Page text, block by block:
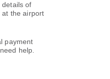
of
at the airport
payment
help.